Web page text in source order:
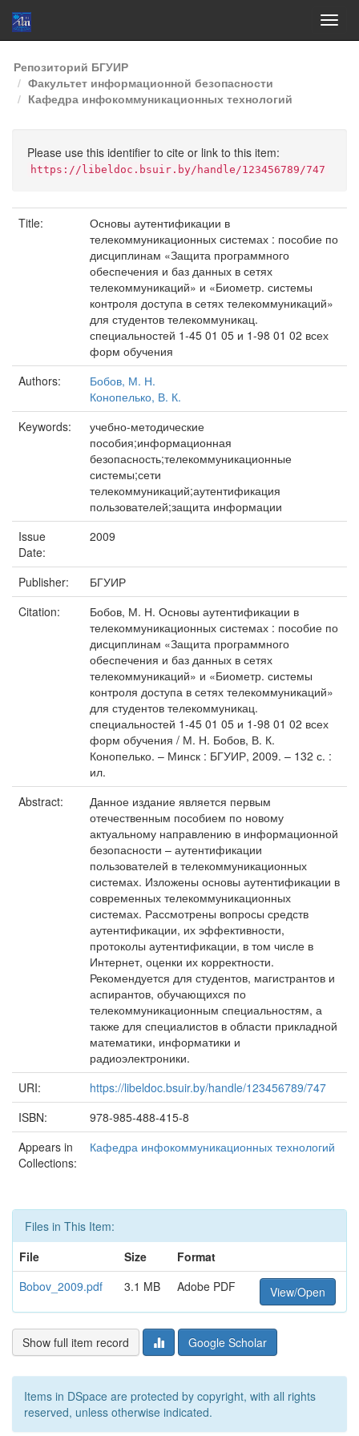
Skip
navigation
Репозиторий БГУИР
Факультет информационной безопасности
Кафедра инфокоммуникационных технологий
Please use this identifier to cite or link to this item:
https://libeldoc.bsuir.by/handle/123456789/747
Title:
Основы аутентификации в
телекоммуникационных системах : пособие по
дисциплинам «Защита программного
обеспечения и баз данных в сетях
телекоммуникаций» и «Биометр. системы
контроля доступа в сетях телекоммуникаций»
для студентов телекоммуникац.
специальностей 1-45 01 05 и 1-98 01 02 всех
форм обучения
Authors:
Бобов, М. Н.
Конопелько, В. К.
Keywords:
учебно-методические
пособия;информационная
безопасность;телекоммуникационные
системы;сети
телекоммуникаций;аутентификация
пользователей;защита информации
Issue
Date:
2009
Publisher:
БГУИР
Citation:
Бобов, М. Н. Основы аутентификации в
телекоммуникационных системах : пособие по
дисциплинам «Защита программного
обеспечения и баз данных в сетях
телекоммуникаций» и «Биометр. системы
контроля доступа в сетях телекоммуникаций»
для студентов телекоммуникац.
специальностей 1-45 01 05 и 1-98 01 02 всех
форм обучения / М. Н. Бобов, В. К.
Конопелько. – Минск : БГУИР, 2009. – 132 с. :
ил.
Abstract:
Данное издание является первым
отечественным пособием по новому
актуальному направлению в информационной
безопасности – аутентификации
пользователей в телекоммуникационных
системах. Изложены основы аутентификации в
современных телекоммуникационных
системах. Рассмотрены вопросы средств
аутентификации, их эффективности,
протоколы аутентификации, в том числе в
Интернет, оценки их корректности.
Рекомендуется для студентов, магистрантов и
аспирантов, обучающихся по
телекоммуникационным специальностям, а
также для специалистов в области прикладной
математики, информатики и
радиоэлектроники.
URI:
https://libeldoc.bsuir.by/handle/123456789/747
ISBN:
978-985-488-415-8
Appears in
Collections:
Кафедра инфокоммуникационных технологий
Files in This Item:
File
Size
Format
Bobov_2009.pdf
3.1 MB Adobe PDF View/Open
Show full item record Google Scholar
Items in DSpace are protected by copyright, with all rights
reserved, unless otherwise indicated.